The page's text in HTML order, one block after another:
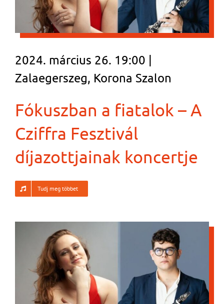
2024. március 26. 19:00 |
Zalaegerszeg, Korona Szalon
Fókuszban a fiatalok – A
Cziffra Fesztivál
díjazottjainak koncertje
Tudj meg többet